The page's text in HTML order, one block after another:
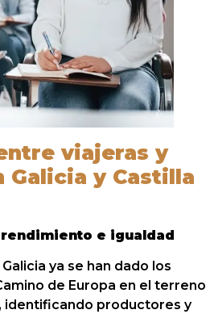
viajeras y
Galicia y Castilla
e igualdad
ya se han dado los
de Europa en el terreno
identificando productores y